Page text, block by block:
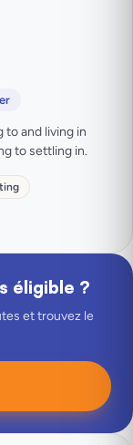
to and living in
to settling in.
éligible ?
et trouvez le